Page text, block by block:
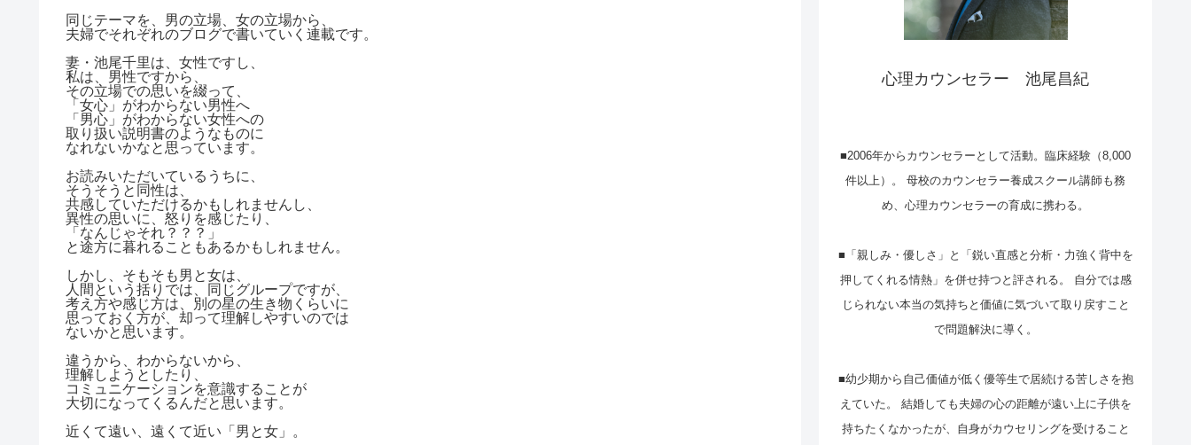
同じテーマを、男の立場、女の立場から、
夫婦でそれぞれのブログで書いていく連載です。
妻・池尾千里は、女性ですし、
私は、男性ですから、
その立場での思いを綴って、
「女心」がわからない男性へ
「男心」がわからない女性への
取り扱い説明書のようなものに
なれないかなと思っています。
お読みいただいているうちに、
そうそうと同性は、
共感していただけるかもしれませんし、
異性の思いに、怒りを感じたり、
「なんじゃそれ？？？」
と途方に暮れることもあるかもしれません。
しかし、そもそも男と女は、
人間という括りでは、同じグループですが、
考え方や感じ方は、別の星の生き物くらいに
思っておく方が、却って理解しやすいのでは
ないかと思います。
違うから、わからないから、
理解しようとしたり、
コミュニケーションを意識することが
大切になってくるんだと思います。
近くて遠い、遠くて近い「男と女」。
心理カウンセラー 池尾昌紀
■2006年からカウンセラーとして活動。臨床経験（8,000
件以上）。 母校のカウンセラー養成スクール講師も務
め、心理カウンセラーの育成に携わる。
■「親しみ・優しさ」と「鋭い直感と分析・力強く背中を
押してくれる情熱」を併せ持つと評される。 自分では感
じられない本当の気持ちと価値に気づいて取り戻すこと
で問題解決に導く。
■幼少期から自己価値が低く優等生で居続ける苦しさを抱
えていた。 結婚しても夫婦の心の距離が遠い上に子供を
持ちたくなかったが、自身がカウセリングを受けること